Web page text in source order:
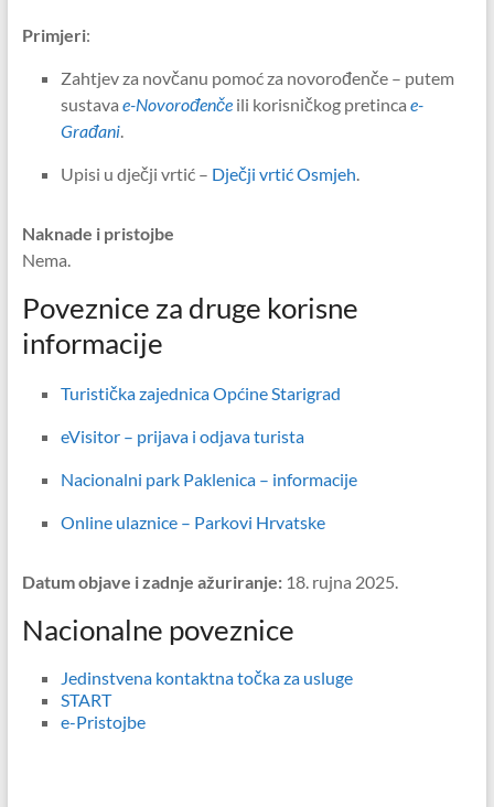
Primjeri:
Zahtjev za novčanu pomoć za novorođenče – putem
sustava e-Novorođenčeili korisničkog pretinca e-
Građani.
Upisi u dječji vrtić – Dječji vrtić Osmjeh.
Naknade i pristojbe
Nema.
Poveznice za druge korisne
informacije
Turistička zajednica Općine Starigrad
eVisitor – prijava i odjava turista
Nacionalni park Paklenica – informacije
Online ulaznice – Parkovi Hrvatske
Datum objave i zadnje ažuriranje:18. rujna 2025.
Nacionalne poveznice
Jedinstvena kontaktna točka za usluge
START
e-Pristojbe